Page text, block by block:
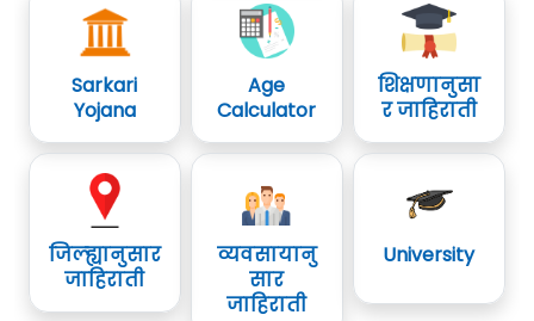
Sarkari
Yojana
Age
Calculator
शिक्षणानुसा
र जाहिराती
जिल्ह्यानुसार
जाहिराती
व्यवसायानु
सार
जाहिराती
University